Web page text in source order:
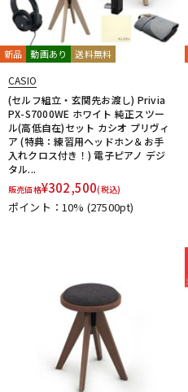
新品 動画あり 送料無料
CASIO
(セルフ組立・玄関先お渡し) Privia
PX-S7000WE ホワイト 純正スツー
ル(高低自在)セット カシオ プリヴィ
ア (特典：練習用ヘッドホン＆お手
入れクロス付き！) 電子ピアノ デジ
タル...
販売価格¥302,500(税込)
ポイント：10% (27500pt)